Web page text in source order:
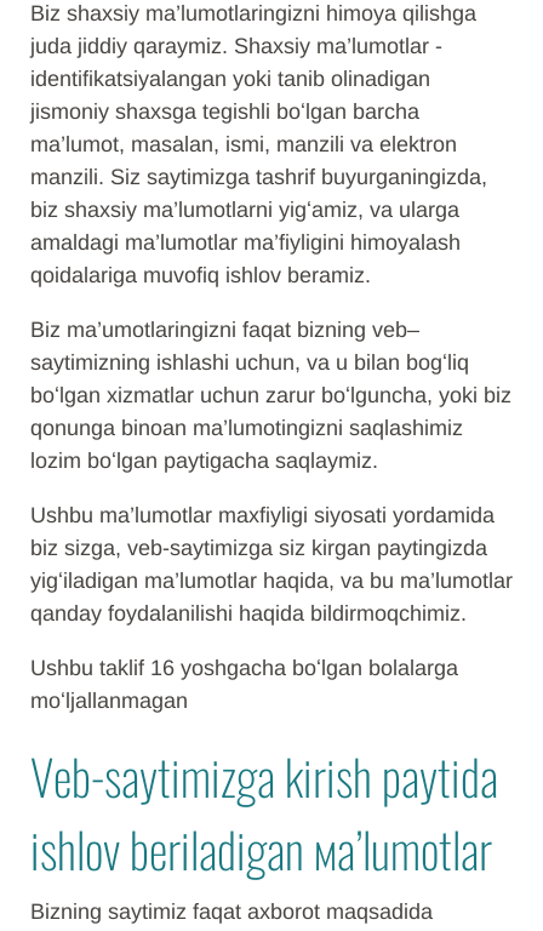
Biz shaxsiy ma’lumotlaringizni himoya qilishga
juda jiddiy qaraymiz. Shaxsiy ma’lumotlar -
identifikatsiyalangan yoki tanib olinadigan
jismoniy shaxsga tegishli boʻlgan barcha
ma’lumot, masalan, ismi, manzili va elektron
manzili. Siz saytimizga tashrif buyurganingizda,
biz shaxsiy ma’lumotlarni yigʻamiz, va ularga
amaldagi ma’lumotlar ma’fiyligini himoyalash
qoidalariga muvofiq ishlov beramiz.
Biz ma’umotlaringizni faqat bizning veb–
saytimizning ishlashi uchun, va u bilan bogʻliq
boʻlgan xizmatlar uchun zarur boʻlguncha, yoki biz
qonunga binoan ma’lumotingizni saqlashimiz
lozim boʻlgan paytigacha saqlaymiz.
Ushbu ma’lumotlar maxfiyligi siyosati yordamida
biz sizga, veb-saytimizga siz kirgan paytingizda
yigʻiladigan ma’lumotlar haqida, va bu ma’lumotlar
qanday foydalanilishi haqida bildirmoqchimiz.
Ushbu taklif 16 yoshgacha boʻlgan bolalarga
moʻljallanmagan
Veb-saytimizga kirish paytida
ishlov beriladigan мa’lumotlar
Bizning saytimiz faqat axborot maqsadida